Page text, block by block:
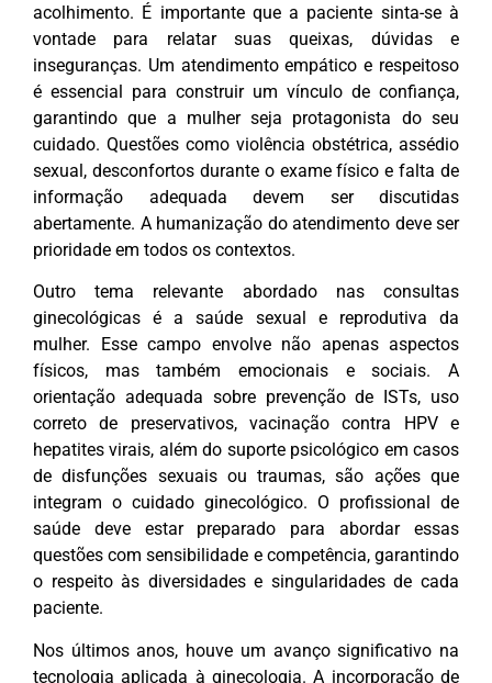
acolhimento. É importante que a paciente sinta-se à
vontade para relatar suas queixas, dúvidas e
inseguranças. Um atendimento empático e respeitoso
é essencial para construir um vínculo de confiança,
garantindo que a mulher seja protagonista do seu
cuidado. Questões como violência obstétrica, assédio
sexual, desconfortos durante o exame físico e falta de
informação adequada devem ser discutidas
abertamente. A humanização do atendimento deve ser
prioridade em todos os contextos.
Outro tema relevante abordado nas consultas
ginecológicas é a saúde sexual e reprodutiva da
mulher. Esse campo envolve não apenas aspectos
físicos, mas também emocionais e sociais. A
orientação adequada sobre prevenção de ISTs, uso
correto de preservativos, vacinação contra HPV e
hepatites virais, além do suporte psicológico em casos
de disfunções sexuais ou traumas, são ações que
integram o cuidado ginecológico. O profissional de
saúde deve estar preparado para abordar essas
questões com sensibilidade e competência, garantindo
o respeito às diversidades e singularidades de cada
paciente.
Nos últimos anos, houve um avanço significativo na
tecnologia aplicada à ginecologia. A incorporação de